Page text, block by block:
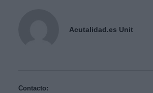
Acutalidad.es Unit
Contacto: